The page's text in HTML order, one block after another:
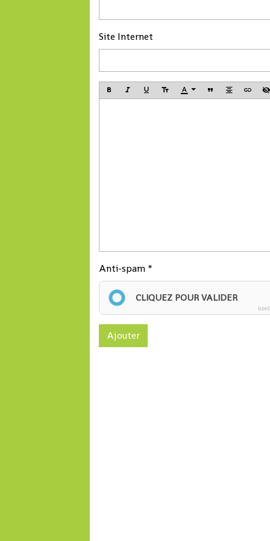
Site Internet
Anti-spam
CLIQUEZ POUR VALIDER
Ajouter